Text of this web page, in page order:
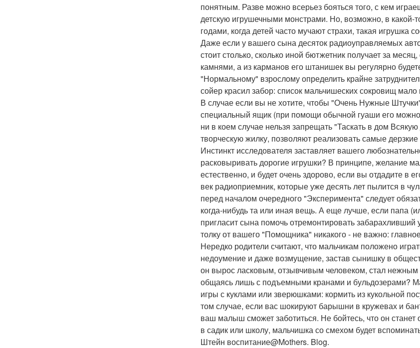
понятным. Разве можно всерьез бояться того, с кем
детскую игрушечными монстрами. Но, возможно, в какой-
годами, когда детей часто мучают страхи, такая
Даже если у вашего сына десяток радиоуправляемых
стоит столько, сколько иной бютжетник получает за
камнями, а из карманов его штанишек вы регулярно
"Нормальному" взрослому определить крайне
сойер красил забор: список мальчишеских сокровищ
В случае если вы не хотите, чтобы "Очень Нужные
специальный ящик (при помощи обычной гуаши его
ни в коем случае нельзя запрещать "Таскать в дом
творческую жилку, позволяют реализовать самые
Инстинкт исследователя заставляет вашего
расковыривать дорогие игрушки? В принципе, желание
естественно, и будет очень здорово, если вы отдадите
век радиоприемник, которые уже десять лет пылится в
перед началом очередного "Эксперимента" следует
когда-нибудь та или иная вещь. А еще лучше, если папа
пригласит сына помочь отремонтировать
толку от вашего "Помощника" никакого - не важно:
Нередко родители считают, что мальчикам положено
недоумение и даже возмущение, застав сынишку в
он вырос ласковым, отзывчивым человеком, стал
общаясь лишь с подъемными кранами и бульдозерами?
игры с куклами или зверюшками: кормить из кукольной
том случае, если вас шокируют барышни в кружевах и
ваш малыш сможет заботиться. Не бойтесь, что он
в садик или школу, мальчишка со смехом будет
Штейн воспитание@Mothers. Blog.